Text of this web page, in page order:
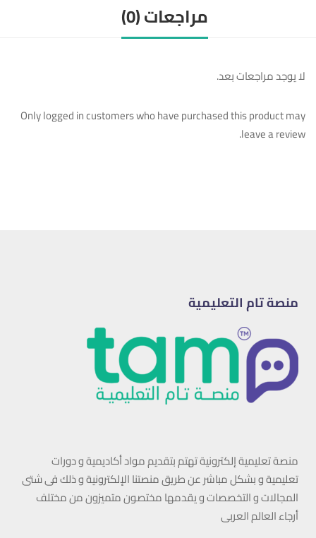
مراجعات (0)
لا يوجد مراجعات بعد.
Only logged in customers who have purchased this product may
leave a review.
منصة تام التعليمية
منصة تعليمية إلكترونية تهتم بتقديم مواد أكاديمية و دورات
تعليمية و بشكل مباشر عن طريق منصتنا الإلكترونية و ذلك فى شتى
المجالات و التخصصات و يقدمها مختصون متميزون من مختلف
أرجاء العالم العربى